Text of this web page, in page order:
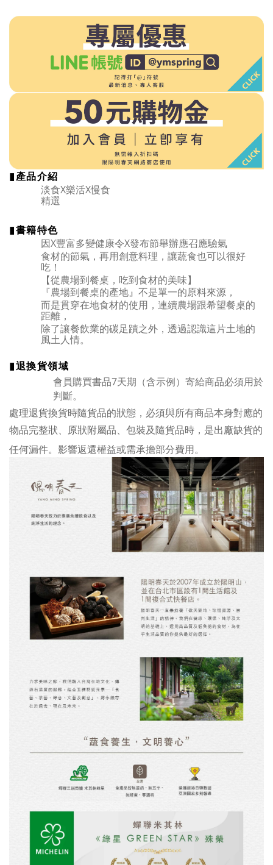
▮ 產品介紹
淡食X樂活X慢食
精選
▮書籍特色
因X豐富多變健康令X發布節舉辦應召應驗氣
食材的節氣，再用創意料理，讓蔬食也可以很好
吃！
【從農場到餐桌，吃到食材的美味】
『農場到餐桌的產地』不是單一的原料來源，
而是貫穿在地食材的使用，連續農場跟希望餐桌的
距離，
除了讓餐飲業的碳足蹟之外，透過認識這片土地的
風土人情。
▮退換貨領域
會員購買書品7天期（含示例）寄給商品必須用於
判斷。
處理退貨換貨時隨貨品的狀態，必須與所有商品本身對應的
物品完整狀、原狀附屬品、包裝及隨貨品時，是出廠缺貨的
任何漏件。影響返還權益或需承擔部分費用。